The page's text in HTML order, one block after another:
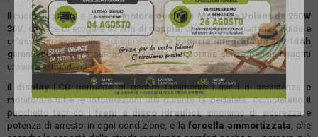
Il cuore di questa e-bike è ilmotore centrale Motinova Volans da 250W
36V, capace di erogare65 Nm di coppia, che assicura partenze fluide e
un’assistenza naturale anche in salita. La batteria integrata da 36V 14Ah
garantisce un’ottima autonomia, ideale per coprire senza pensieri tragitti
urbani e extraurbani.
Il display LCDpermette di gestire facilmente i livelli di assistenza e
monitorare tutte le informazioni utili durante la pedalata. Completano il
pacchetto tecnico ifreni a disco idraulici , sinonimo di sicurezza e
potenza di arresto in ogni condizione, e la forcella ammortizzata , che